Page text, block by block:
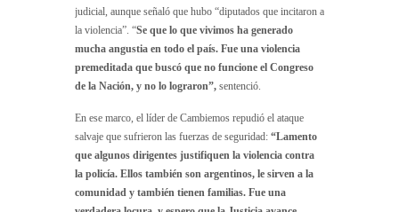
judicial, aunque señaló que hubo “diputados que incitaron a
la violencia”. “Se que lo que vivimos ha generado
mucha angustia en todo el país. Fue una violencia
premeditada que buscó que no funcione el Congreso
de la Nación, y no lo lograron”, sentenció.
En ese marco, el líder de Cambiemos repudió el ataque
salvaje que sufrieron las fuerzas de seguridad: “Lamento
que algunos dirigentes justifiquen la violencia contra
la policía. Ellos también son argentinos, le sirven a la
comunidad y también tienen familias. Fue una